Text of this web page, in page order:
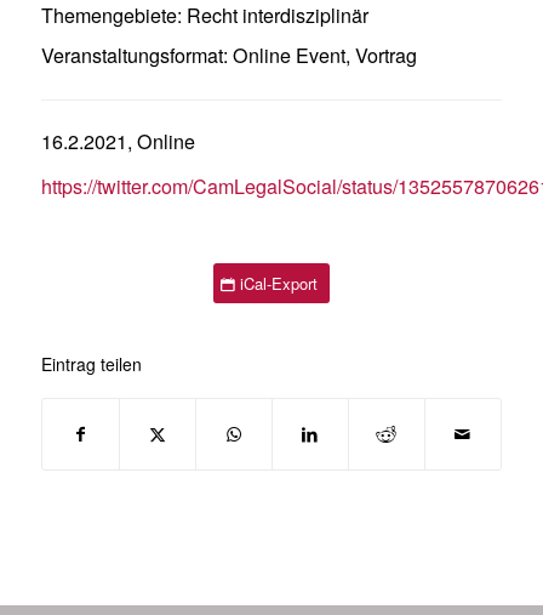
Themengebiete: Recht interdisziplinär
Veranstaltungsformat: Online Event, Vortrag
16.2.2021, Online
https://twitter.com/CamLegalSocial/status/
iCal-Export
Eintrag teilen